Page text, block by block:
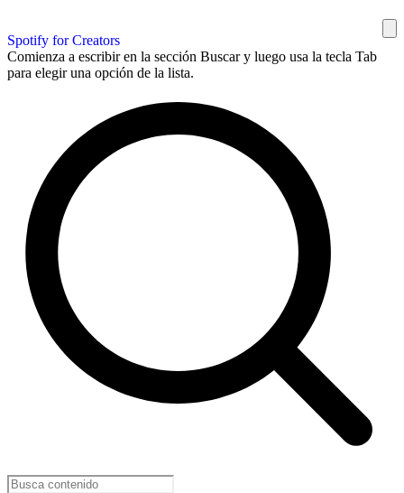
Spotify for Creators
Comienza a escribir en la sección Buscar y luego usa la tecla Tab
para elegir una opción de la lista.